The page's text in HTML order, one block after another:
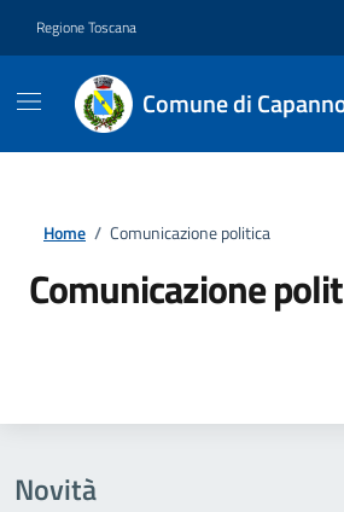
Regione Toscana
Comune di
Home / Comunicazione politica
Comunicazione
Novità